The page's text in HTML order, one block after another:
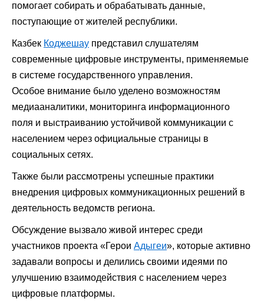
помогает собирать и обрабатывать данные,
поступающие от жителей республики.
Казбек Коджешау представил слушателям
современные цифровые инструменты, применяемые
в системе государственного управления.
Особое внимание было уделено возможностям
медиааналитики, мониторинга информационного
поля и выстраиванию устойчивой коммуникации с
населением через официальные страницы в
социальных сетях.
Также были рассмотрены успешные практики
внедрения цифровых коммуникационных решений в
деятельность ведомств региона.
Обсуждение вызвало живой интерес среди
участников проекта «Герои Адыгеи», которые активно
задавали вопросы и делились своими идеями по
улучшению взаимодействия с населением через
цифровые платформы.